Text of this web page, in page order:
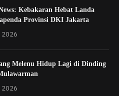
Kebakaran Hebat Landa
Provinsi DKI Jakarta
2026
Melenu Hidup Lagi di Dinding
2026